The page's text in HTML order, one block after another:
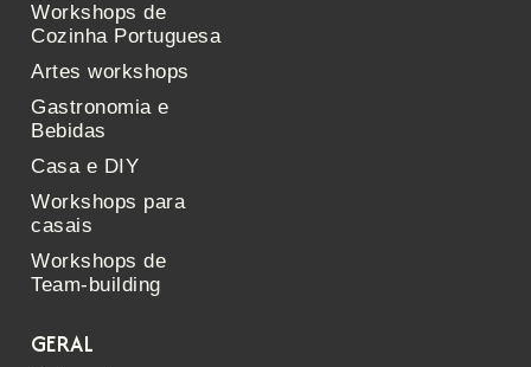
Workshops de
Cozinha Portuguesa
Artes workshops
Gastronomia e
Bebidas
Casa e DIY
Workshops para
casais
Workshops de
Team-building
GERAL